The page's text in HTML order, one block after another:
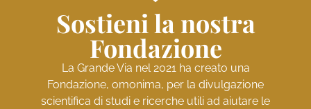
Sostieni la nostra
Fondazione
La Grande Via nel 2021 ha creato una
Fondazione, omonima, per la divulgazione
scientifica di studi e ricerche utili ad aiutare le